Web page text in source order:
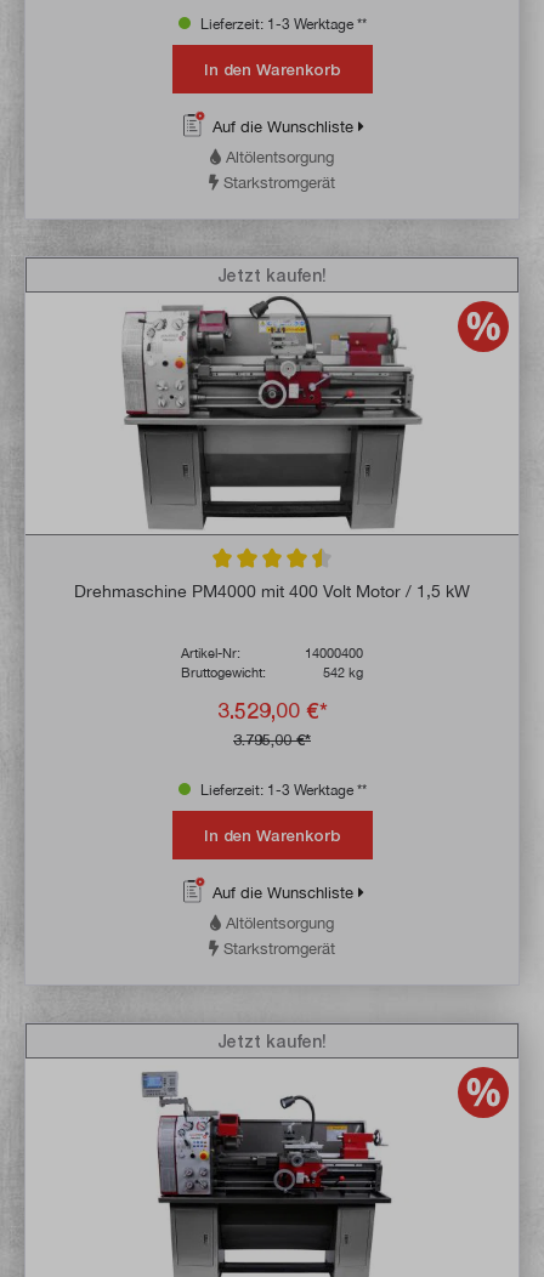
Lieferzeit: 1-3 Werktage **
In den Warenkorb
Auf die Wunschliste
Altölentsorgung
Starkstromgerät
Durchschnittliche Bewertung von 4.5 von
Drehmaschine PM4000 mit 400 Volt Motor / 1,5 kW
Artikel-Nr:
14000400
Bruttogewicht:
542 kg
3.529,00 €*
3.795,00 €*
Jetzt kaufen!
Lieferzeit: 1-3 Werktage **
In den Warenkorb
Auf die Wunschliste
Altölentsorgung
Starkstromgerät
Jetzt kaufen!